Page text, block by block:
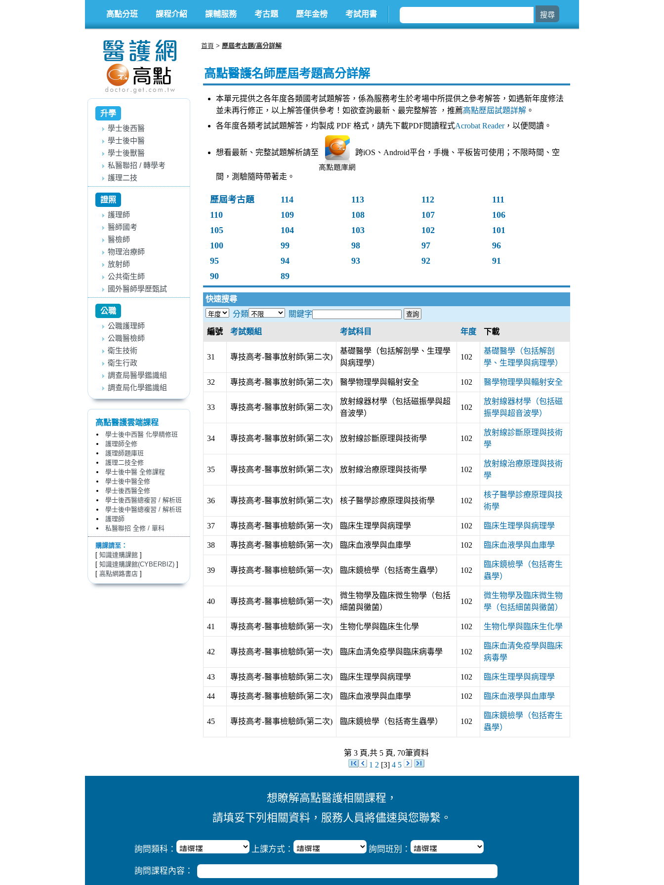
高點分班 課程介紹 課輔服務 考古題 歷年金榜 考試用書
升學
學士後西醫
學士後中醫
學士後獸醫
私醫聯招 / 轉學考
護理二技
證照
護理師
醫師國考
醫檢師
物理治療師
放射師
公共衛生師
國外醫師學歷甄試
公職
公職護理師
公職醫檢師
衛生技術
衛生行政
調查局醫學鑑識組
調查局化學鑑識組
高點醫護雲端課程
學士後中西醫 化學精修班
護理師全修
護理師題庫班
護理二技全修
學士後中醫 全修課程
學士後中醫全修
學士後西醫全修
學士後西醫總複習 / 解析班
學士後中醫總複習 / 解析班
護理師
私醫聯招 全修 / 單科
購課請至：
[ 知識達購課館 ]
[ 知識達購課館(CYBERBIZ) ]
[ 高點網路書店 ]
首頁 歷屆考古題/高分詳解
高點醫護名師歷屆考題高分詳解
本單元提供之各年度各類國考試題解答，係為服務考生於考場中所提供之參考解答，如遇新年度修法
並未再行修正，以上解答僅供參考！如欲查詢最新、最完整解答 ，推薦高點歷屆試題詳解。
各年度各類考試試題解答，均製成 PDF 格式，請先下載PDF閱讀程式Acrobat Reader，以便閱讀。
想看最新、完整試題解析請至 跨iOS、Android平台，手機、平板皆可使用；不限時間、空
間，測驗隨時帶著走。
歷屆考古題 114 113 112
111
110
109 108 107
106
105
104 103 102
101
100
99 98 97
96
95
94 93 92
91
90
89
快速搜尋
分類
關鍵字
編號 考試類組 考試科目 年度 下載
31 專技高考-醫事放射師(第二次)
基礎醫學（包括解剖學、生理學
與病理學）
102
基礎醫學（包括解剖
學、生理學與病理學）
32 專技高考-醫事放射師(第二次) 醫學物理學與輻射安全 102 醫學物理學與輻射安全
33 專技高考-醫事放射師(第二次)
放射線器材學（包括磁振學與超
音波學）
102
放射線器材學（包括磁
振學與超音波學）
34 專技高考-醫事放射師(第二次) 放射線診斷原理與技術學 102
放射線診斷原理與技術
學
35 專技高考-醫事放射師(第二次) 放射線治療原理與技術學 102
放射線治療原理與技術
學
36 專技高考-醫事放射師(第二次) 核子醫學診療原理與技術學 102
核子醫學診療原理與技
術學
37 專技高考-醫事檢驗師(第一次) 臨床生理學與病理學 102 臨床生理學與病理學
38 專技高考-醫事檢驗師(第一次) 臨床血液學與血庫學 102 臨床血液學與血庫學
39 專技高考-醫事檢驗師(第一次) 臨床鏡檢學（包括寄生蟲學） 102
臨床鏡檢學（包括寄生
蟲學）
40 專技高考-醫事檢驗師(第一次)
微生物學及臨床微生物學（包括
細菌與黴菌）
102
微生物學及臨床微生物
學（包括細菌與黴菌）
41 專技高考-醫事檢驗師(第一次) 生物化學與臨床生化學 102 生物化學與臨床生化學
42 專技高考-醫事檢驗師(第一次) 臨床血清免疫學與臨床病毒學 102
臨床血清免疫學與臨床
病毒學
43 專技高考-醫事檢驗師(第二次) 臨床生理學與病理學 102 臨床生理學與病理學
44 專技高考-醫事檢驗師(第二次) 臨床血液學與血庫學 102 臨床血液學與血庫學
45 專技高考-醫事檢驗師(第二次) 臨床鏡檢學（包括寄生蟲學） 102
臨床鏡檢學（包括寄生
蟲學）
第 3 頁,共 5 頁, 70筆資料
1 2 [3] 4 5
想瞭解高點醫護相關課程，
請填妥下列相關資料，服務人員將儘速與您聯繫。
詢問類科： 上課方式： 詢問班別：
詢問課程內容：